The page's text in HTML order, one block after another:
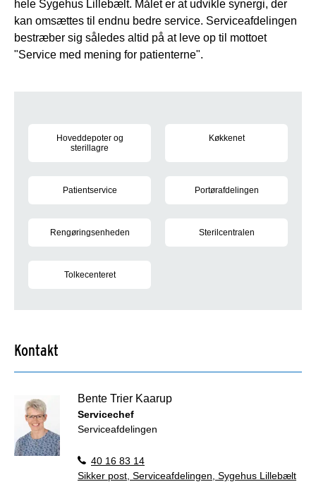
hele Sygehus Lillebælt. Målet er at udvikle synergi, der
kan omsættes til endnu bedre service. Serviceafdelingen
bestræber sig således altid på at leve op til mottoet
"Service med mening for patienterne".
Hoveddepoter og
sterillagre
Køkkenet
Patientservice Portørafdelingen
Rengøringsenheden Sterilcentralen
Tolkecenteret
Kontakt
Bente Trier Kaarup
Servicechef
Serviceafdelingen
40 16 83 14
Sikker post, Serviceafdelingen, Sygehus Lillebælt